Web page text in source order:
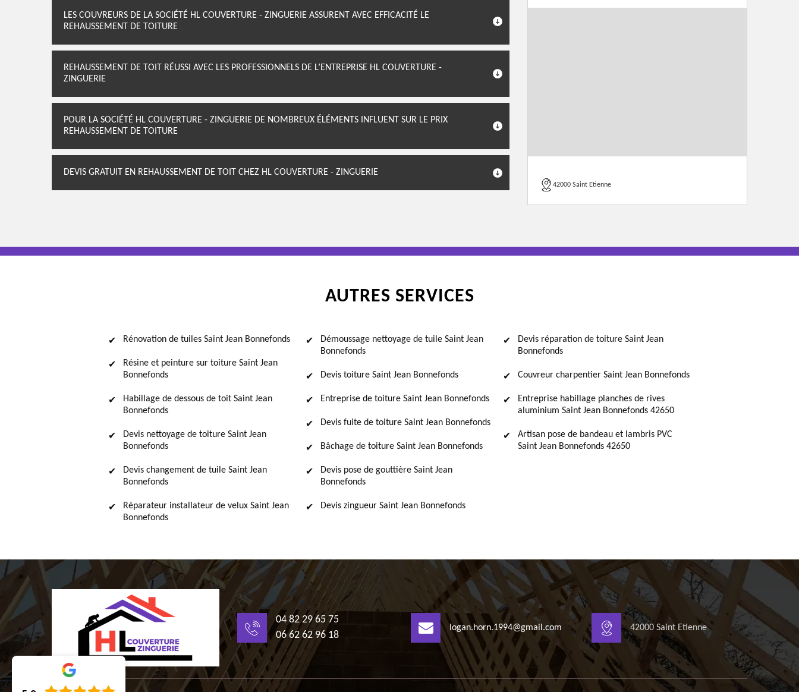
LES COUVREURS DE LA SOCIÉTÉ HL COUVERTURE - ZINGUERIE ASSURENT AVEC EFFICACITÉ LE
REHAUSSEMENT DE TOITURE
REHAUSSEMENT DE TOIT RÉUSSI AVEC LES PROFESSIONNELS DE L’ENTREPRISE HL COUVERTURE -
ZINGUERIE
POUR LA SOCIÉTÉ HL COUVERTURE - ZINGUERIE DE NOMBREUX ÉLÉMENTS INFLUENT SUR LE PRIX
REHAUSSEMENT DE TOITURE
DEVIS GRATUIT EN REHAUSSEMENT DE TOIT CHEZ HL COUVERTURE - ZINGUERIE
42000 Saint Etienne
AUTRES SERVICES
Rénovation de tuiles Saint Jean Bonnefonds
Résine et peinture sur toiture Saint Jean
Bonnefonds
Habillage de dessous de toit Saint Jean
Bonnefonds
Devis nettoyage de toiture Saint Jean
Bonnefonds
Devis changement de tuile Saint Jean
Bonnefonds
Réparateur installateur de velux Saint Jean
Bonnefonds
Démoussage nettoyage de tuile Saint Jean
Bonnefonds
Devis toiture Saint Jean Bonnefonds
Entreprise de toiture Saint Jean Bonnefonds
Devis fuite de toiture Saint Jean Bonnefonds
Bâchage de toiture Saint Jean Bonnefonds
Devis pose de gouttière Saint Jean
Bonnefonds
Devis zingueur Saint Jean Bonnefonds
Devis réparation de toiture Saint Jean
Bonnefonds
Couvreur charpentier Saint Jean Bonnefonds
Entreprise habillage planches de rives
aluminium Saint Jean Bonnefonds 42650
Artisan pose de bandeau et lambris PVC
Saint Jean Bonnefonds 42650
04 82 29 65 75
06 62 62 96 18
logan.horn.1994@gmail.com 42000 Saint Etienne